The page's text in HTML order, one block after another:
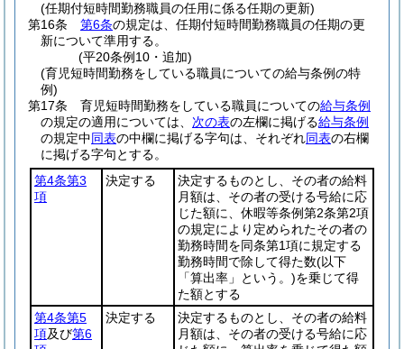
(任期付短時間勤務職員の任用に係る任期の更新)
第16条
第6条の規定は、任期付短時間勤務職員の任期の更
新について準用する。
(平20条例10・追加)
(育児短時間勤務をしている職員についての給与条例の特
例)
第17条
育児短時間勤務をしている職員についての給与条例
の規定の適用については、 次の表の左欄に掲げる給与条例
の規定中同表の中欄に掲げる字句は、それぞれ同表の右欄
に掲げる字句とする。
第4条第3
項
決定する
決定するものとし、その者の給料
月額は、その者の受ける号給に応
じた額に、休暇等条例第2条第2項
の規定により定められたその者の
勤務時間を同条第1項に規定する
勤務時間で除して得た数(以下
「算出率」という。)を乗じて得
た額とする
第4条第5
項及び第6
決定する
決定するものとし、その者の給料
月額は、その者の受ける号給に応